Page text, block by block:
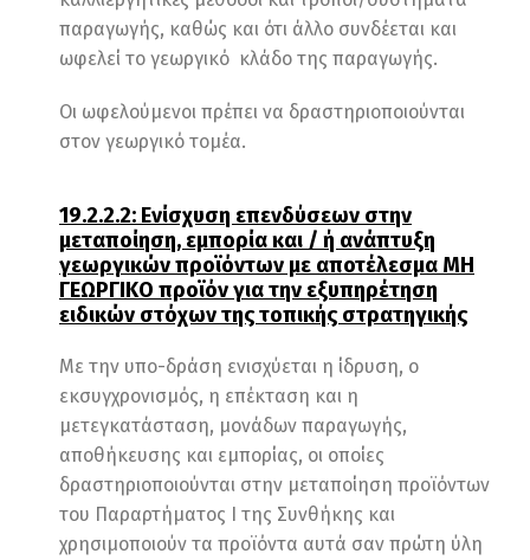
παραγωγής, καθώς και ότι άλλο συνδέεται και
ωφελεί το γεωργικό κλάδο της παραγωγής.
Οι ωφελούμενοι πρέπει να δραστηριοποιούνται
στον γεωργικό τομέα.
19.2.2.2: Ενίσχυση επενδύσεων στην
μεταποίηση, εμπορία και / ή ανάπτυξη
γεωργικών προϊόντων με αποτέλεσμα ΜΗ
ΓΕΩΡΓΙΚΟ προϊόν για την εξυπηρέτηση
ειδικών στόχων της τοπικής στρατηγικής
Με την υπο-δράση ενισχύεται η ίδρυση, ο
εκσυγχρονισμός, η επέκταση και η
μετεγκατάσταση, μονάδων παραγωγής,
αποθήκευσης και εμπορίας, οι οποίες
δραστηριοποιούνται στην μεταποίηση προϊόντων
του Παραρτήματος Ι της Συνθήκης και
χρησιμοποιούν τα προϊόντα αυτά σαν πρώτη ύλη